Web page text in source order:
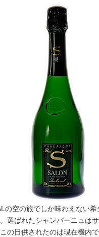
の空の旅でしか味わえない希
選ばれたシャンパーニュは
の日供されたのは現在機内